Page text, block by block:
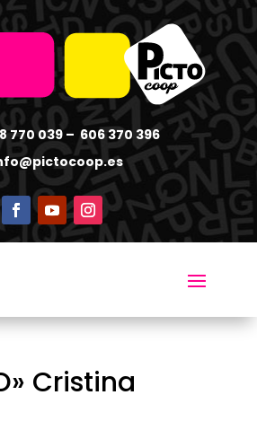
770 039 – 606 370 396
@pictocoop.es
Cristina